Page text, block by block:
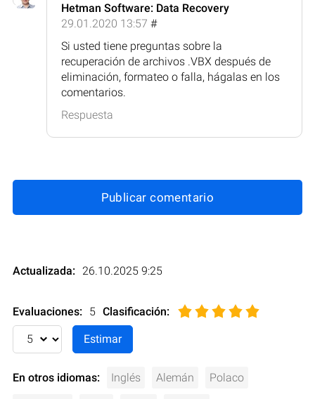
Hetman Software: Data Recovery
29.01.2020 13:57 #
Si usted tiene preguntas sobre la
recuperación de archivos .VBX después de
eliminación, formateo o falla, hágalas en los
comentarios.
Respuesta
Publicar comentario
Actualizada: 26.10.2025 9:25
Evaluaciones: 5 Clasificación:
En otros idiomas: Inglés Alemán Polaco